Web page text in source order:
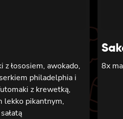
z łososiem, awokado,
philadelphia i
z krewetką,
lekko pikantnym,
8x